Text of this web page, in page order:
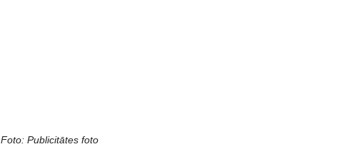
Foto: Publicitātes foto